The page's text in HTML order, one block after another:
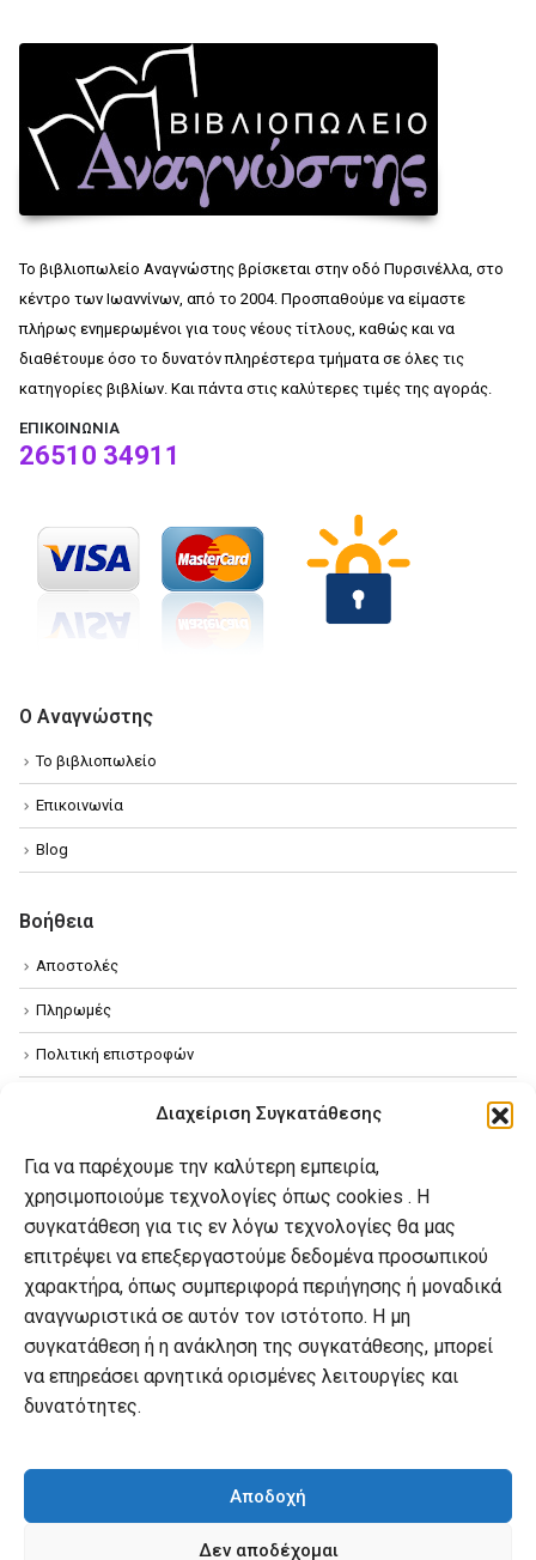
Διαχείριση Συγκατάθεσης
Για να παρέχουμε την καλύτερη εμπειρία,
χρησιμοποιούμε τεχνολογίες όπως cookies . Η
συγκατάθεση για τις εν λόγω τεχνολογίες θα μας
επιτρέψει να επεξεργαστούμε δεδομένα προσωπικού
χαρακτήρα, όπως συμπεριφορά περιήγησης ή μοναδικά
αναγνωριστικά σε αυτόν τον ιστότοπο. Η μη
συγκατάθεση ή η ανάκληση της συγκατάθεσης, μπορεί
να επηρεάσει αρνητικά ορισμένες λειτουργίες και
δυνατότητες.
Αποδοχή
Δεν αποδέχομαι
Το βιβλιοπωλείο Αναγνώστης βρίσκεται στην οδό Πυρσινέλλα, στο
κέντρο των Ιωαννίνων, από το 2004. Προσπαθούμε να είμαστε
πλήρως ενημερωμένοι για τους νέους τίτλους, καθώς και να
διαθέτουμε όσο το δυνατόν πληρέστερα τμήματα σε όλες τις
κατηγορίες βιβλίων. Και πάντα στις καλύτερες τιμές της αγοράς.
ΕΠΙΚΟΙΝΩΝΊΑ
26510 34911
Ο Αναγνώστης
Το βιβλιοπωλείο
Επικοινωνία
Blog
Βοήθεια
Αποστολές
Πληρωμές
Πολιτική επιστροφών
Πολιτική Cookies
Ο λογαριασμός μου
Ο λογαριασμός μου
Οι παραγγελίες μου
Λίστα επιθυμιών